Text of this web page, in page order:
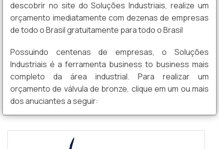
descobrir no site do Soluções Industriais, realize um
orçamento imediatamente com dezenas de empresas
de todo o Brasil gratuitamente para todo o Brasil
Possuindo centenas de empresas, o Soluções
Industriais é a ferramenta business to business mais
completo da área industrial. Para realizar um
orçamento de válvula de bronze, clique em um ou mais
dos anuciantes a seguir: